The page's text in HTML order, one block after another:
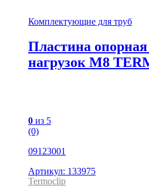
Комплектующие для труб
Пластина
нагрузок М8
0 из 5
(0)
09123001
Артикул: 133975
Termoclip